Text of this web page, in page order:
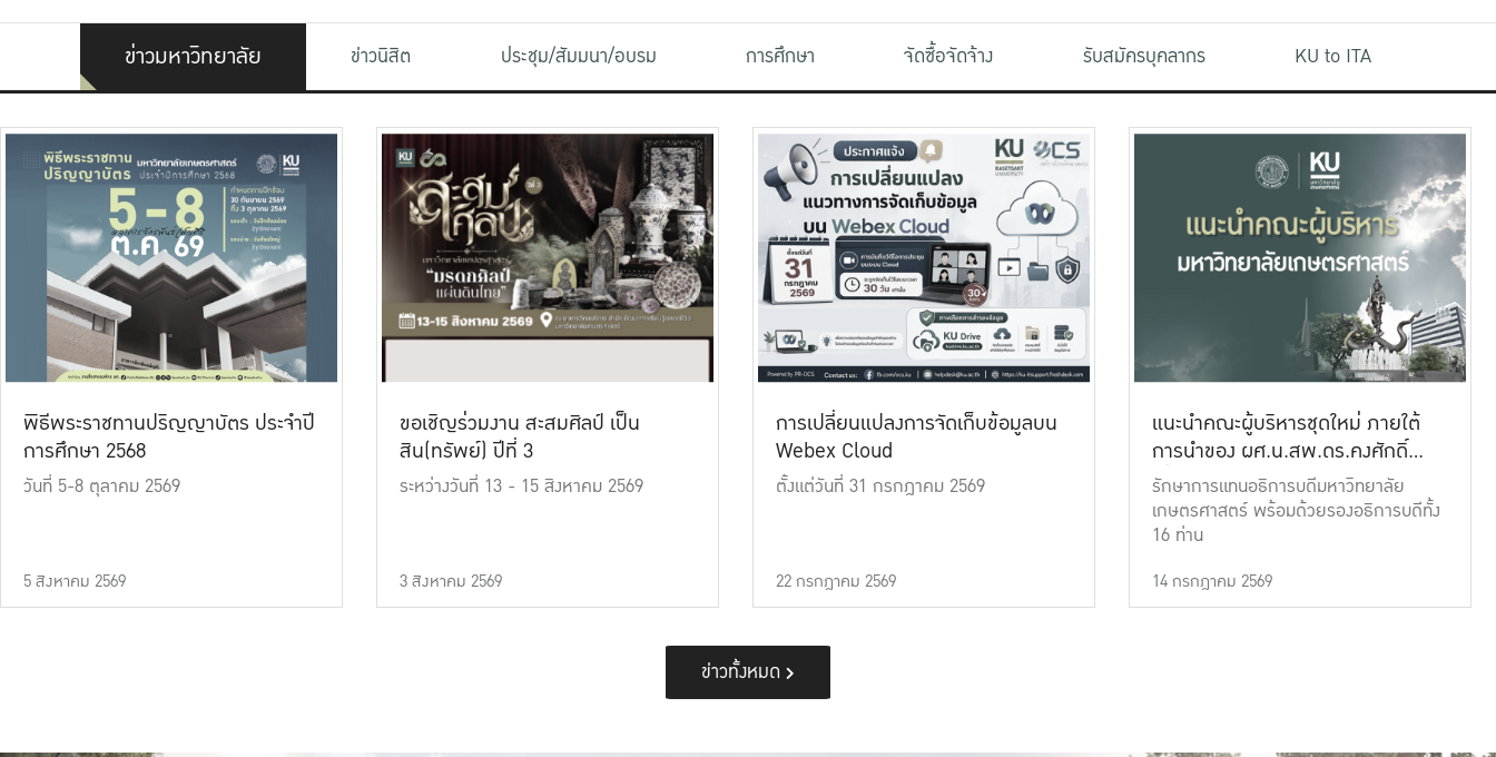
ข่าวมหาวิทยาลัย ข่าวนิสิต ประชุม/สัมมนา/อบรม การศึกษา จัดซื้อจัดจ้าง รับสมัครบุคลากร KU to ITA
พิธีพระราชทานปริญญาบัตร ประจำปี
การศึกษา 2568
วันที่ 5-8 ตุลาคม 2569
5 สิงหาคม 2569
ขอเชิญร่วมงาน สะสมศิลป์ เป็น
สิน(ทรัพย์) ปีที่ 3
ระหว่างวันที่ 13 - 15 สิงหาคม 2569
3 สิงหาคม 2569
การเปลี่ยนแปลงการจัดเก็บข้อมูลบน
Webex Cloud
ตั้งแต่วันที่ 31 กรกฎาคม 2569
22 กรกฎาคม 2569
แนะนำคณะผู้บริหารชุดใหม่ ภายใต้
การนำของ ผศ.น.สพ.ดร.คงศักดิ์
เที่ยงธรรม
รักษาการแทนอธิการบดีมหาวิทยาลัย
เกษตรศาสตร์ พร้อมด้วยรองอธิการบดีทั้ง
16 ท่าน
14 กรกฎาคม 2569
ข่าวทั้งหมด